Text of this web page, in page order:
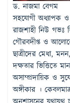
ড. নাজমা বেগম
সহযোগী অধ্যাপক ও
রাজশাহী নিউ গভঃ
গৌরবদীপ্ত ও
ছাত্রীদের মেধা,
দক্ষতার ভিত্তিতে
অসাম্প্রদায়িক ও
অঙ্গীকার ।